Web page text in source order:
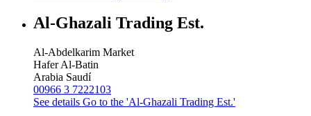
Al-Ghazali Trading Est.
Al-Abdelkarim Market
Hafer Al-Batin
Arabia Saudí
00966 3 7222103
See details Go to the 'Al-Ghazali Trading Est.'